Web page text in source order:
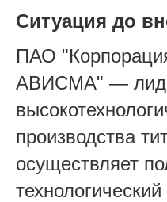
Ситуация до
ПАО
АВИСМА" —
производства
осуществляет